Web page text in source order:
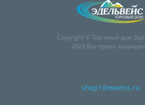
Copyright © Торговый дом
2023 Все права
shop1@eweiss.ru